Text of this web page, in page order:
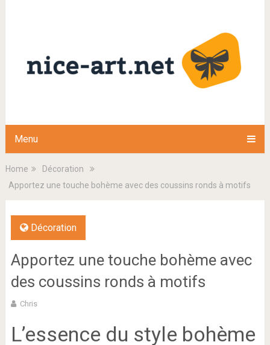
Menu
Home
Décoration
Apportez une touche bohème avec des coussins ronds à motifs
Décoration
Apportez une touche bohème avec
des coussins ronds à motifs
Chris
L’essence du style bohème